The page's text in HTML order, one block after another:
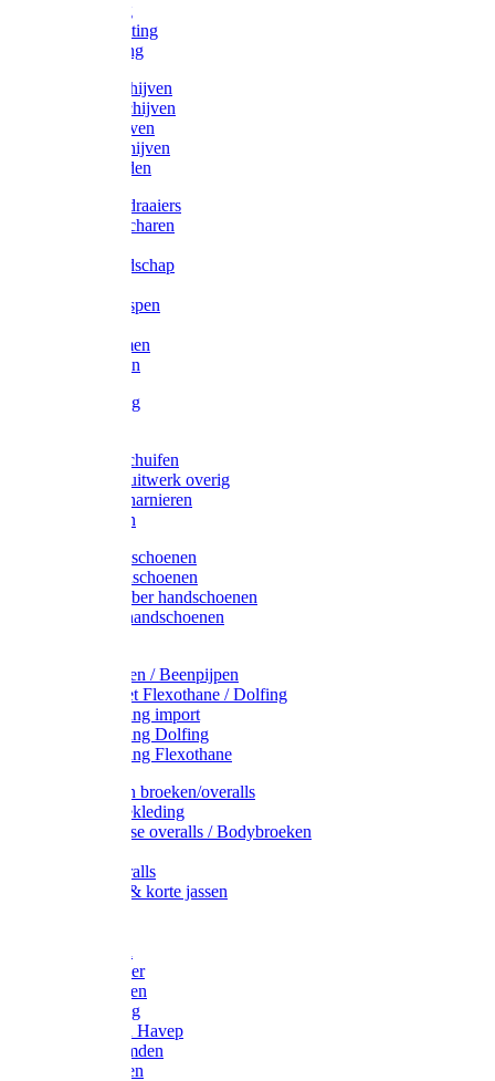
Voetketting
Scheepsketting
Victorketting
Afbraamschijven
Doorslijpschijven
Lamelschijven
Diamantschijven
Laselektroden
Schroevendraaiers
Tangen / Scharen
Meetgereedschap
Vijlen / Raspen
Lijmklemmen
Waterpassen
Bouwbeslag
Grendels/schuifen
Hang en sluitwerk overig
Hengen/scharnieren
Scharnieren
Latex handschoenen
Leren handschoenen
PVC / Rubber handschoenen
Katoenen handschoenen
Plukmouwen / Beenpijpen
Reparatieset Flexothane / Dolfing
Regenkleding import
Regenkleding Dolfing
Regenkleding Flexothane
Toebehoren broeken/overalls
Signalisatiekleding
Amerikaanse overalls / Bodybroeken
Kinderoveralls
Stofjassen & korte jassen
Bodywarmer
Werkbroeken
Zaagkleding
Werkjassen Havep
Thermohemden
Overhemden